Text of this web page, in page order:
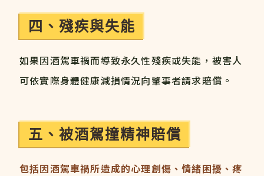
四、殘疾與失能
如果因酒駕車禍而導致永久性殘疾或失能，被害人
可依實際身體健康減損情況向肇事者請求賠償。
五、被酒駕撞精神賠償
包括因酒駕車禍所造成的心理創傷、情緒困擾、疼